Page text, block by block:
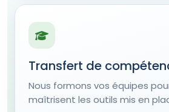
Transfert de
Nous formons vos équipes
maîtrisent les outils mis en